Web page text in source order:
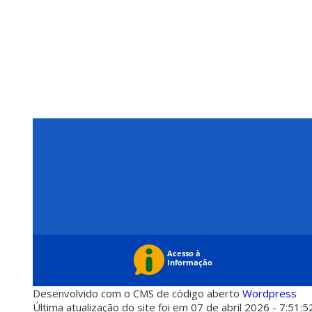
Desenvolvido com o CMS de código aberto Wordpress
Última atualização do site foi em 07 de abril 2026 -